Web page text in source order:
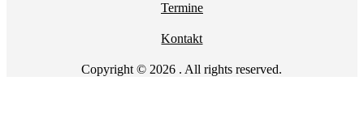
Termine
Kontakt
Copyright © 2026 . All rights reserved.